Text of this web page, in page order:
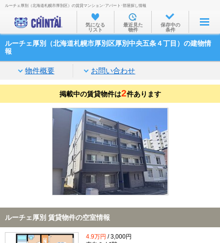
お部屋を探す
沿線・駅から
家賃相場から
通勤通学時間から
物件特集から
不動産会社から
TOP
ルーチェ厚別（北海道札幌市厚別区）の賃貸マンション･アパート･部屋探し情報
気になる
リスト
最近見た
物件
保存中の
条件
ルーチェ厚別（北海道札幌市厚別区厚別中央五条４丁目）の建物情
報
物件概要 お問い合わせ
掲載中の賃貸物件は2件あります
ルーチェ厚別 賃貸物件の空室情報
4.9万円 / 3,000円